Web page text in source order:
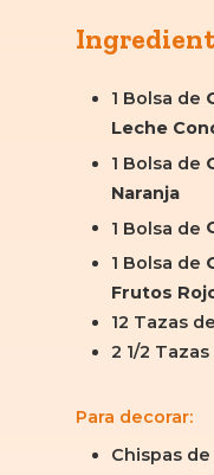
1 Bolsa de
Leche
1 Bolsa de
Naranja
1 Bolsa de
1 Bolsa de
Frutos
12 Tazas
2 1/2
Para decorar:
Chispas